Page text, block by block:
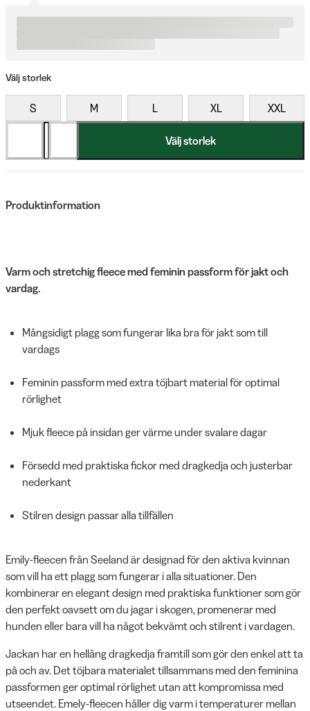
Välj storlek
S M L XL XXL
Välj storlek
Produktinformation
Varm och stretchig fleece med feminin passform för jakt och
vardag.
Mångsidigt plagg som fungerar lika bra för jakt som till
vardags
Feminin passform med extra töjbart material för optimal
rörlighet
Mjuk fleece på insidan ger värme under svalare dagar
Försedd med praktiska fickor med dragkedja och justerbar
nederkant
Stilren design passar alla tillfällen
Emily-fleecen från Seeland är designad för den aktiva kvinnan
som vill ha ett plagg som fungerar i alla situationer. Den
kombinerar en elegant design med praktiska funktioner som gör
den perfekt oavsett om du jagar i skogen, promenerar med
hunden eller bara vill ha något bekvämt och stilrent i vardagen.
Jackan har en hellång dragkedja framtill som gör den enkel att ta
på och av. Det töjbara materialet tillsammans med den feminina
passformen ger optimal rörlighet utan att kompromissa med
utseendet. Emely-fleecen håller dig varm i temperaturer mellan